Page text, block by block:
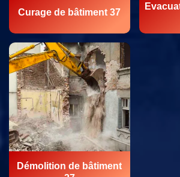
Curage de bâtiment 37
Démolition de bâtiment